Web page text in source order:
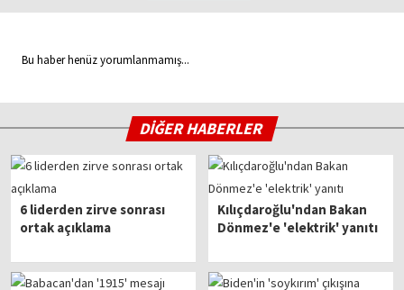
Bu haber henüz yorumlanmamış...
DİĞER HABERLER
6 liderden zirve sonrası
ortak açıklama
Kılıçdaroğlu'ndan Bakan
Dönmez'e 'elektrik' yanıtı